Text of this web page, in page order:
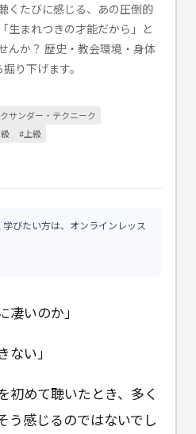
くたびに感じる、あの圧倒的
生まれつきの才能だから」と
んか？ 歴史・教会環境・身体
り下げます。
サンダー・テクニーク
#上級
びたい方は、オンラインレッス
凄いのか」
ない」
初めて聴いたとき、多く
う感じるのではないでし